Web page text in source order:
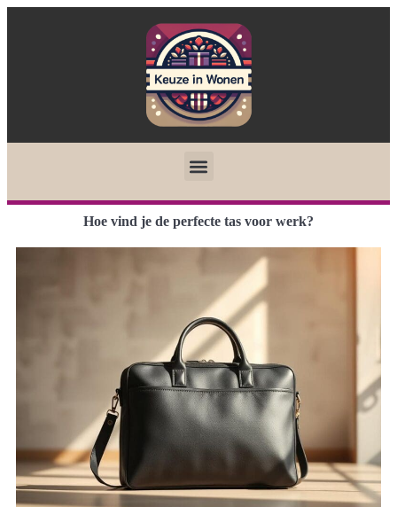
Hoe vind je de perfecte tas voor werk?